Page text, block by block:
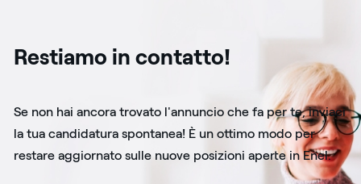
Restiamo in contatto!
Se non hai ancora trovato l'annuncio che fa per te, inviaci
la tua candidatura spontanea! È un ottimo modo per
restare aggiornato sulle nuove posizioni aperte in Enel.